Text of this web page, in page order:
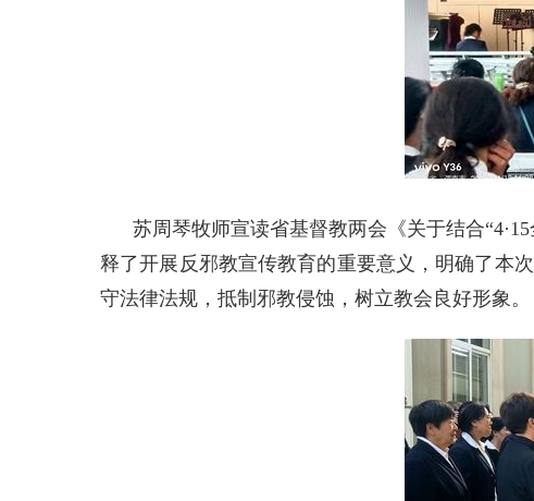
苏周琴牧师宣读省基督教两会《关于结合“4·15
释了开展反邪教宣传教育的重要意义，明确了本
守法律法规，抵制邪教侵蚀，树立教会良好形象。